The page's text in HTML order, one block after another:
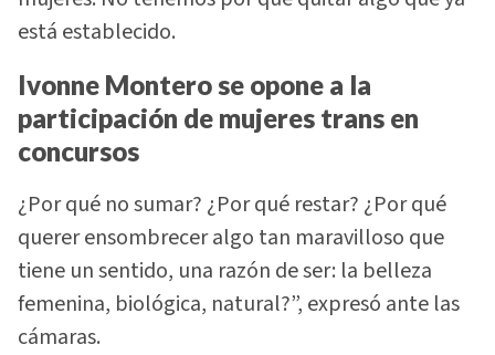
está establecido.
Ivonne Montero se opone a la
participación de mujeres trans en
concursos
¿Por qué no sumar? ¿Por qué restar? ¿Por qué
querer ensombrecer algo tan maravilloso que
tiene un sentido, una razón de ser: la belleza
femenina, biológica, natural?”, expresó ante las
cámaras.